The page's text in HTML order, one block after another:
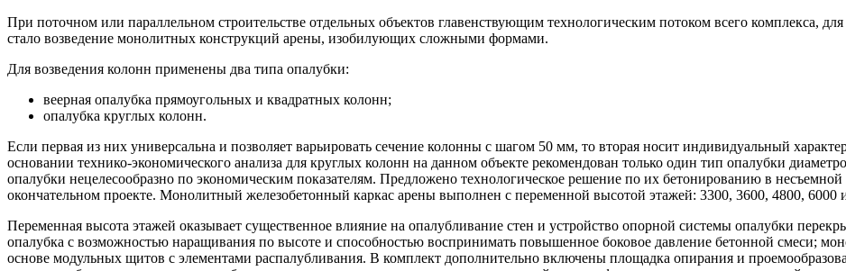
При поточном или параллельном строительстве отдельных объектов главенствующим технологическим потоком всего комплекса,
стало возведение монолитных конструкций арены, изобилующих сложными формами.
Для возведения колонн применены два типа опалубки:
веерная опалубка прямоугольных и квадратных колонн;
опалубка круглых колонн.
Если первая из них универсальна и позволяет варьировать сечение колонны с шагом 50 мм, то вторая носит индивидуальный
основании технико-экономического анализа для круглых колонн на данном объекте рекомендован только один тип опалубки
опалубки нецелесообразно по экономическим показателям. Предложено технологическое решение по их бетонированию в
окончательном проекте. Монолитный железобетонный каркас арены выполнен с переменной высотой этажей: 3300, 3600, 4800, 6000
Переменная высота этажей оказывает существенное влияние на опалубливание стен и устройство опорной системы опалубки
опалубка с возможностью наращивания по высоте и способностью воспринимать повышенное боковое давление бетонной смеси;
основе модульных щитов с элементами распалубливания. В комплект дополнительно включены площадка опирания и